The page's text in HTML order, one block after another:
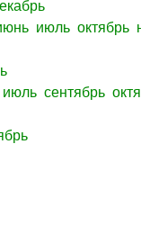
июль октябрь
июль сентябрь